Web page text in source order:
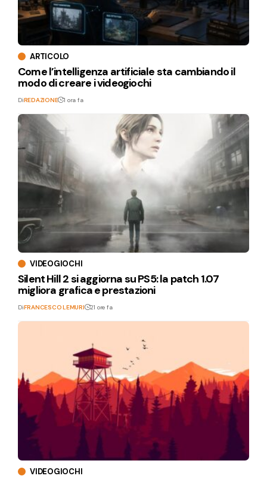
ARTICOLO
Come l’intelligenza artificiale sta cambiando il
modo di creare i videogiochi
DiREDAZIONE 1 ora fa
VIDEOGIOCHI
Silent Hill 2 si aggiorna su PS5: la patch 1.07
migliora grafica e prestazioni
DiFRANCESCO LEMURI 21 ore fa
VIDEOGIOCHI